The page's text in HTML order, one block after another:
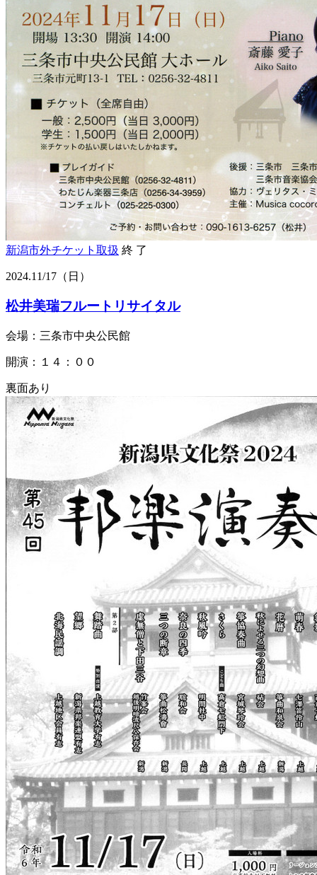
新潟市外チケット取扱 終 了
2024.11/17 （日）
松井美瑞フルートリサイタル
会場：三条市中央公民館
開演：１４：００
裏面あり